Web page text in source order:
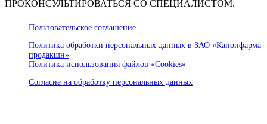
ПРОКОНСУЛЬТИРОВАТЬСЯ СО СПЕЦИАЛИСТОМ.
Пользовательское соглашение
Политика обработки персональных данных в ЗАО «Канонфарма
продакшн»
Политика использования файлов «Cookies»
Согласие на обработку персональных данных